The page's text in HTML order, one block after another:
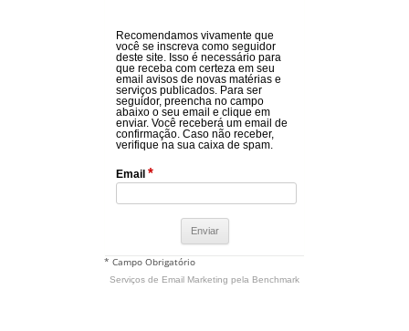
Recomendamos vivamente que
você se inscreva como seguidor
deste site. Isso é necessário para
que receba com certeza em seu
email avisos de novas matérias e
serviços publicados. Para ser
seguidor, preencha no campo
abaixo o seu email e clique em
enviar. Você receberá um email de
confirmação. Caso não receber,
verifique na sua caixa de spam.
Email *
* Campo Obrigatório
Serviços de Email Marketing pela Benchmark